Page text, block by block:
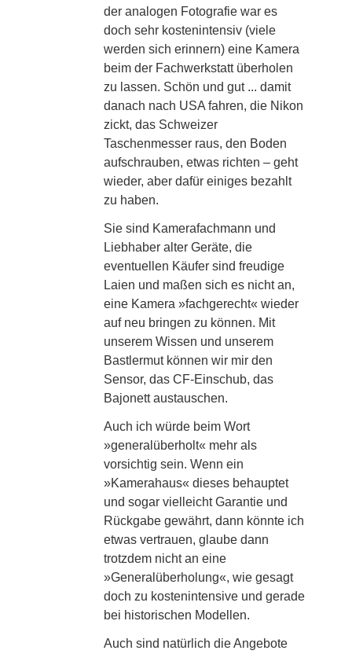
der analogen Fotografie war es
doch sehr kostenintensiv (viele
werden sich erinnern) eine Kamera
beim der Fachwerkstatt überholen
zu lassen. Schön und gut ... damit
danach nach USA fahren, die Nikon
zickt, das Schweizer
Taschenmesser raus, den Boden
aufschrauben, etwas richten – geht
wieder, aber dafür einiges bezahlt
zu haben.
Sie sind Kamerafachmann und
Liebhaber alter Geräte, die
eventuellen Käufer sind freudige
Laien und maßen sich es nicht an,
eine Kamera »fachgerecht« wieder
auf neu bringen zu können. Mit
unserem Wissen und unserem
Bastlermut können wir mir den
Sensor, das CF-Einschub, das
Bajonett austauschen.
Auch ich würde beim Wort
»generalüberholt« mehr als
vorsichtig sein. Wenn ein
»Kamerahaus« dieses behauptet
und sogar vielleicht Garantie und
Rückgabe gewährt, dann könnte ich
etwas vertrauen, glaube dann
trotzdem nicht an eine
»Generalüberholung«, wie gesagt
doch zu kostenintensive und gerade
bei historischen Modellen.
Auch sind natürlich die Angebote